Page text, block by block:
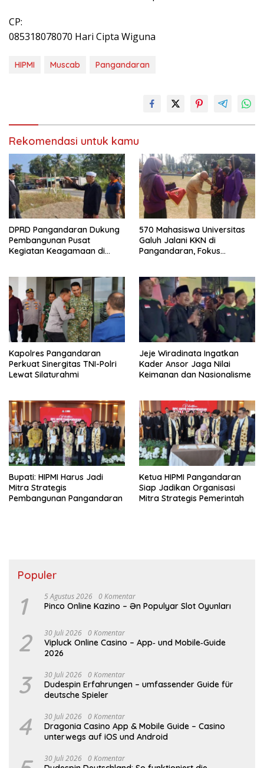
CP:
085318078070 Hari Cipta Wiguna
HIPMI Muscab Pangandaran
Rekomendasi untuk kamu
DPRD Pangandaran Dukung
Pembangunan Pusat
Kegiatan Keagamaan di
570 Mahasiswa Universitas
Galuh Jalani KKN di
Pangandaran, Fokus
Kapolres Pangandaran
Perkuat Sinergitas TNI-Polri
Lewat Silaturahmi
Jeje Wiradinata Ingatkan
Kader Ansor Jaga Nilai
Keimanan dan Nasionalisme
Bupati: HIPMI Harus Jadi
Mitra Strategis
Pembangunan Pangandaran
Ketua HIPMI Pangandaran
Siap Jadikan Organisasi
Mitra Strategis Pemerintah
Populer
1 5 Agustus 2026 0 Komentar
Pinco Online Kazino – Ən Populyar Slot Oyunları
2 30 Juli 2026 0 Komentar
Vipluck Online Casino – App‑ und Mobile‑Guide
2026
3 30 Juli 2026 0 Komentar
Dudespin Erfahrungen – umfassender Guide für
deutsche Spieler
4 30 Juli 2026 0 Komentar
Dragonia Casino App & Mobile Guide – Casino
unterwegs auf iOS und Android
30 Juli 2026 0 Komentar